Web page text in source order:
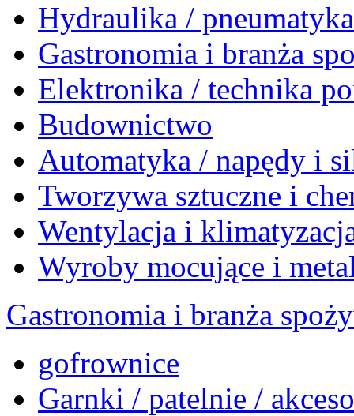
Hydraulika /
Gastronomia i branża
Elektronika / technika
Budownictwo
Automatyka / napędy i
Tworzywa sztuczne i
Wentylacja i
Wyroby mocujące i
Gastronomia i branża
gofrownice
Garnki / patelnie /